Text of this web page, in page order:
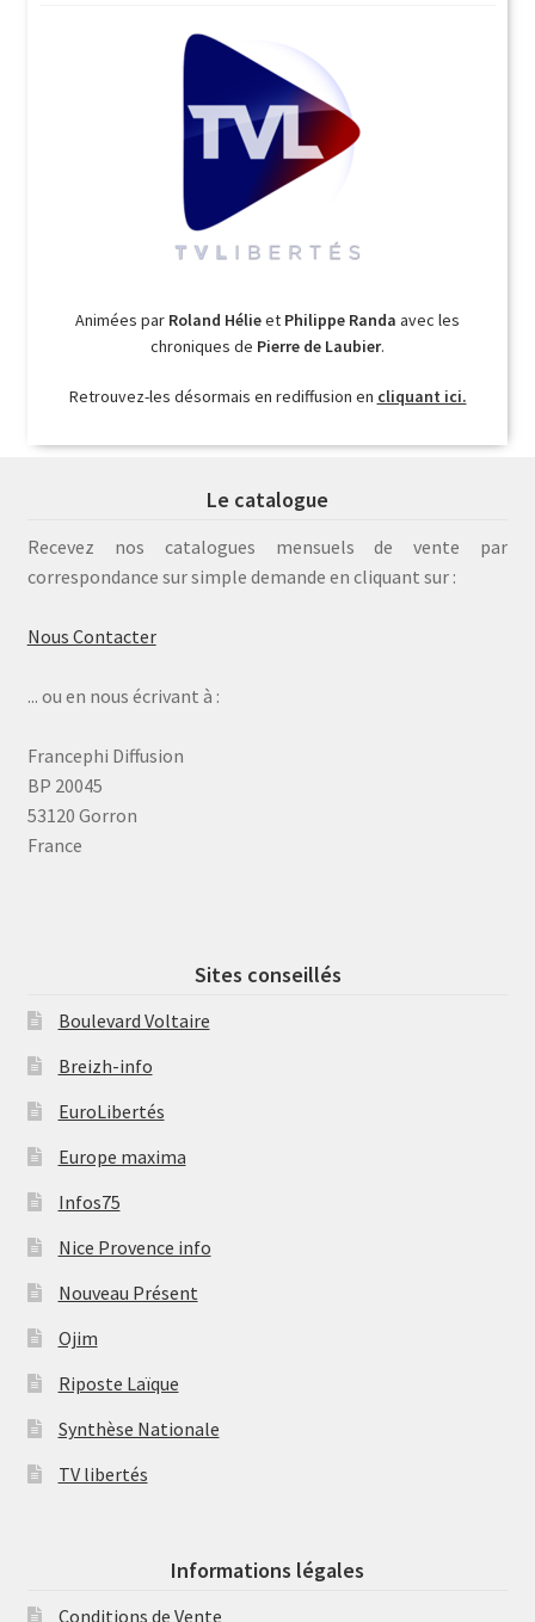
Animées par Roland Hélieet Philippe Randa avec les
chroniques de Pierre de Laubier.
Retrouvez-les désormais en rediffusion en cliquant ici.
Le catalogue
Recevez nos catalogues mensuels de vente par
correspondance sur simple demande en cliquant sur :
Nous Contacter
... ou en nous écrivant à :
Francephi Diffusion
BP 20045
53120 Gorron
France
Sites conseillés
Boulevard Voltaire
Breizh-info
EuroLibertés
Europe maxima
Infos75
Nice Provence info
Nouveau Présent
Ojim
Riposte Laïque
Synthèse Nationale
TV libertés
Informations légales
Conditions de Vente